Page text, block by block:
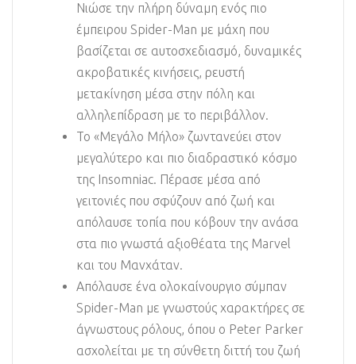
Νιώσε την πλήρη δύναμη ενός πιο
έμπειρου Spider-Man με μάχη που
βασίζεται σε αυτοσχεδιασμό, δυναμικές
ακροβατικές κινήσεις, ρευστή
μετακίνηση μέσα στην πόλη και
αλληλεπίδραση με το περιβάλλον.
Το «Μεγάλο Μήλο» ζωντανεύει στον
μεγαλύτερο και πιο διαδραστικό κόσμο
της Insomniac. Πέρασε μέσα από
γειτονιές που σφύζουν από ζωή και
απόλαυσε τοπία που κόβουν την ανάσα
στα πιο γνωστά αξιοθέατα της Marvel
και του Μανχάταν.
Απόλαυσε ένα ολοκαίνουργιο σύμπαν
Spider-Man με γνωστούς χαρακτήρες σε
άγνωστους ρόλους, όπου ο Peter Parker
ασχολείται με τη σύνθετη διττή του ζωή